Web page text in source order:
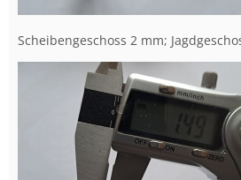
Scheibengeschoss 2 mm;